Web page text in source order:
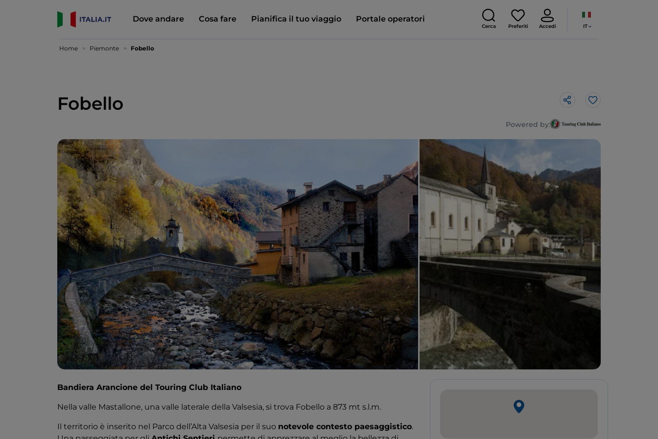
Dove andare Cosa fare Pianifica il tuo viaggio Portale operatori
Cerca Preferiti Accedi IT
Home Piemonte Fobello
Fobello Like
Powered by:
Bandiera Arancione del Touring Club Italiano
Nella valle Mastallone, una valle laterale della Valsesia, si trova Fobello a 873 mt s.l.m.
Il territorio è inserito nel Parco dell’Alta Valsesia per il suo notevole contesto paesaggistico.